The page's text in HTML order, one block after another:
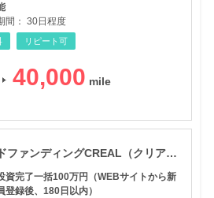
間： 30日程度
リピート可
40,000
【不動産投資クラウドファンディングCREAL（クリアル）】新規投資完了
資完了一括100万円（WEBサイトから新
登録後、180日以内）